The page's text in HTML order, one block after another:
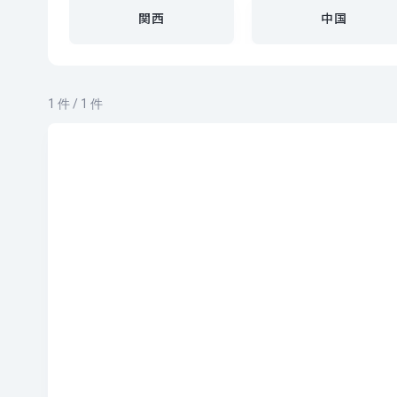
関西 中国
1 件 / 1 件